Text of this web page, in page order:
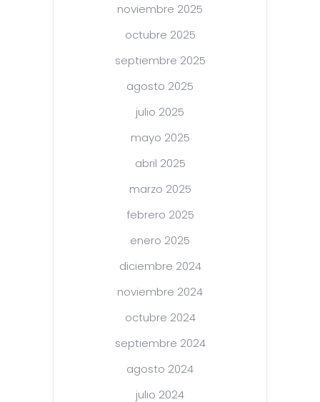
noviembre 2025
octubre 2025
septiembre 2025
agosto 2025
julio 2025
mayo 2025
abril 2025
marzo 2025
febrero 2025
enero 2025
diciembre 2024
noviembre 2024
octubre 2024
septiembre 2024
agosto 2024
julio 2024